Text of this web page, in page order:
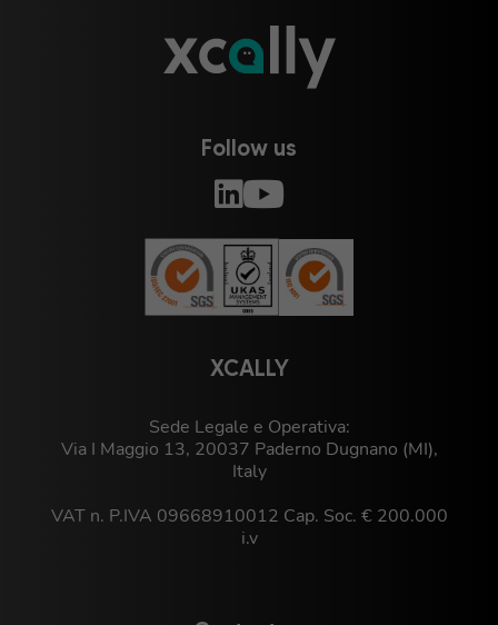
XCALLY
Sede Legale e Operativa:
Via I Maggio 13, 20037 Paderno Dugnano (MI),
Italy
VAT n. P.IVA 09668910012 Cap. Soc. € 200.000
i.v
Follow us